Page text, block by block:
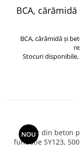
BCA,
BCA, cărămidă și
Stocuri
NOU
Boltar din beton
fundatie SY123,